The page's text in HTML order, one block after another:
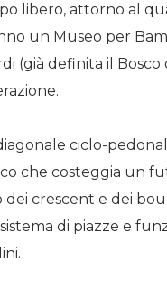
libero, attorno al
un Museo per
(già definita il
ciclo-
che costeggia un
dei crescent e dei
di piazze e